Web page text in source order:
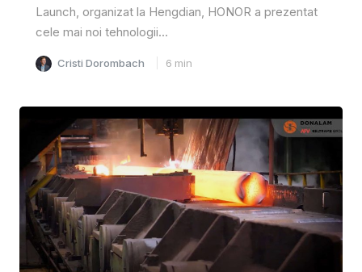
Launch, organizat la Hengdian, HONOR a prezentat
cele mai noi tehnologii...
Cristi Dorombach 6 min